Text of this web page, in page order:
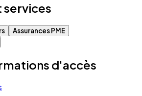
services
Assurances PME
d'accès